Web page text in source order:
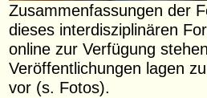
Zusammenfassungen der
dieses interdisziplinären
online zur Verfügung
Veröffentlichungen lagen
vor (s. Fotos).